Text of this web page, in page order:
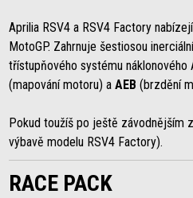
Aprilia RSV4 a RSV4 Factory
MotoGP. Zahrnuje šestiosou
třístupňového systému náklonového
(mapování motoru) a AEB (brzdění
Pokud toužíš po ještě závodnějším
výbavě modelu RSV4 Factory).
RACE PACK